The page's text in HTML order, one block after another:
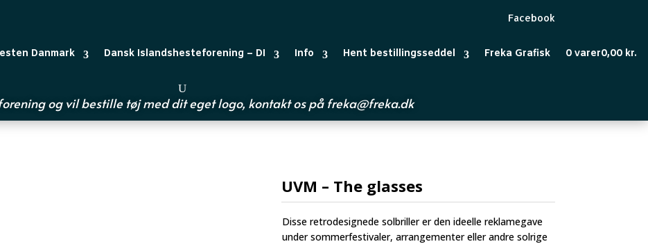
Facebook
Danmark Dansk Islandshesteforening – DI Info Hent bestillingsseddel Freka Grafisk 0 varer0,00 kr.
og vil bestille tøj med dit eget logo, kontakt os på freka@freka.dk
UVM – The glasses
Disse retrodesignede solbriller er den ideelle reklamegave
under sommerfestivaler, arrangementer eller andre solrige